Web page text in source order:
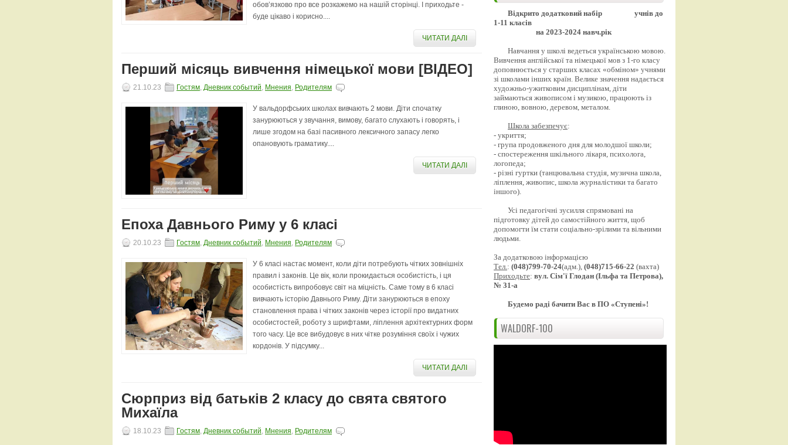
обов’язково про все розкажемо на нашій сторінці. І приходьте -
буде цікаво і корисно....
ЧИТАТИ ДАЛІ
Перший місяць вивчення німецької мови [ВІДЕО]
21.10.23 Гостям, Дневник событий, Мнения, Родителям
У вальдорфських школах вивчають 2 мови. Діти спочатку
занурюються у звучання, вимову, багато слухають і говорять, і
лише згодом на базі пасивного лексичного запасу легко
опановують граматику....
ЧИТАТИ ДАЛІ
Епоха Давнього Риму у 6 класі
20.10.23 Гостям, Дневник событий, Мнения, Родителям
У 6 класі настає момент, коли діти потребують чітких зовнішніх
правил і законів. Це вік, коли прокидається особистість, і ця
особистість випробовує світ на міцність. Саме тому в 6 класі
вивчають історію Давнього Риму. Діти занурюються в епоху
становлення права і чітких законів через історії про видатних
особистостей, роботу з шрифтами, ліплення архітектурних форм
того часу. Це все вибудовує в них чітке розуміння своїх і чужих
кордонів. У підсумку...
ЧИТАТИ ДАЛІ
Сюрприз від батьків 2 класу до свята святого
Михаїла
18.10.23 Гостям, Дневник событий, Мнения, Родителям
Відкрито додатковий набір
учнів до
1-11 класів
на 2023-2024 навч.рік
Навчання у школі ведеться українською мовою.
Вивчення англійської та німецької мов з 1-го класу
доповнюється у старших класах «обміном» учнями
зі школами інших країн. Велике значення надається
художньо-ужитковим дисциплінам, діти
займаються живописом і музикою, працюють із
глиною, вовною, деревом, металом.
Школа забезпечує:
- укриття;
- група продовженого дня для молодшої школи;
- спостереження шкільного лікаря, психолога,
логопеда;
- різні гуртки (танцювальна студія, музична школа,
ліплення, живопис, школа журналістики та багато
іншого).
Усі педагогічні зусилля спрямовані на
підготовку дітей до самостійного життя, щоб
допомогти їм стати соціально-зрілими та вільними
людьми.
За додатковою інформацією
Тел. : (048)799-70-24(адм.), (048)715-66-22 (вахта)
Приходьте: вул. Сім'ї Глодан (Ільфа та Петрова),
№ 31-а
Будемо раді бачити Вас в ПО «Ступені»!
WALDORF-100